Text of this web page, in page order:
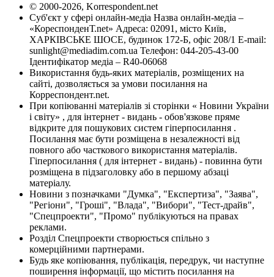
© 2000-2026, Korrespondent.net
Суб'єкт у сфері онлайн-медіа Назва онлайн-медіа –
«КореспонденТ.net» Адреса: 02091, місто Київ,
ХАРКІВСЬКЕ ШОСЕ, будинок 172-Б, офіс 208/1 E-mail:
sunlight@mediadim.com.ua Телефон: 044-205-43-00
Ідентифікатор медіа – R40-06068
Використання будь-яких матеріалів, розміщених на
сайті, дозволяється за умови посилання на
Корреспондент.net.
При копіюванні матеріалів зі сторінки « Новини України
і світу» , для інтернет - видань - обов'язкове пряме
відкрите для пошукових систем гіперпосилання .
Посилання має бути розміщена в незалежності від
повного або часткового використання матеріалів.
Гіперпосилання ( для інтернет - видань) - повинна бути
розміщена в підзаголовку або в першому абзаці
матеріалу.
Новини з позначками "Думка", "Експертиза", "Заява",
"Регіони", "Гроші", "Влада", "Вибори", "Тест-драйв",
"Спецпроекти", "Промо" публікуються на правах
реклами.
Розділ Спецпроекти створюється спільно з
комерційними партнерами.
Будь яке копіювання, публікація, передрук, чи наступне
поширення інформації, що містить посилання на